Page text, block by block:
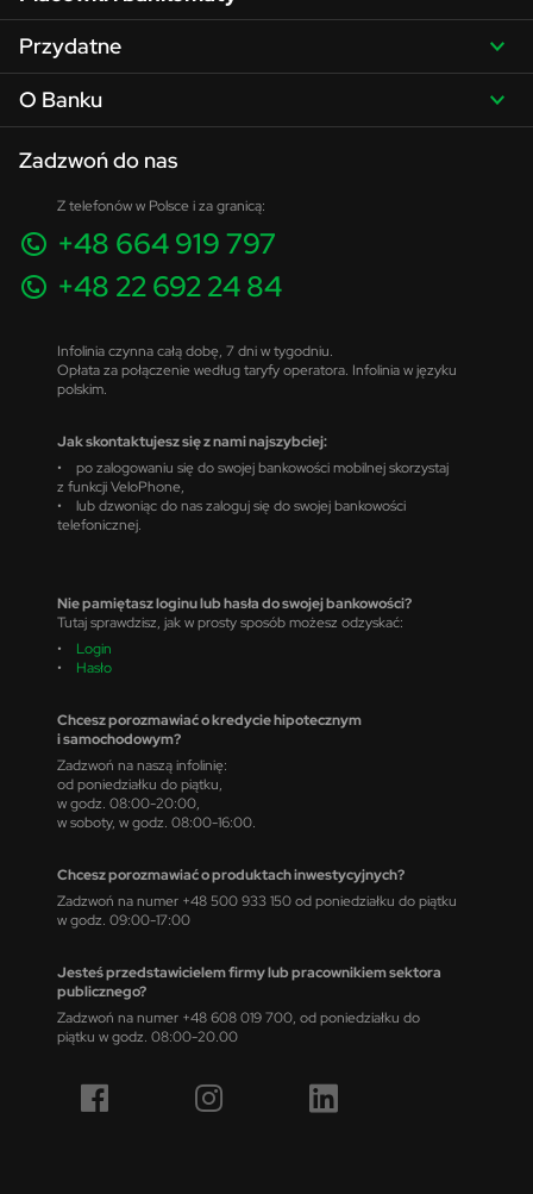
Przydatne
O Banku
Zadzwoń do nas
Z telefonów w Polsce i za granicą:
+48 664 919 797
+48 22 692 24 84
Infolinia czynna całą dobę, 7 dni w tygodniu.
Opłata za połączenie według taryfy operatora. Infolinia w języku
polskim.
Jak skontaktujesz się z nami najszybciej:
• po zalogowaniu się do swojej bankowości mobilnej skorzystaj
z funkcji VeloPhone,
• lub dzwoniąc do nas zaloguj się do swojej bankowości
telefonicznej.
Nie pamiętasz loginu lub hasła do swojej bankowości?
Tutaj sprawdzisz, jak w prosty sposób możesz odzyskać:
• Login
• Hasło
Chcesz porozmawiać o kredycie hipotecznym
i samochodowym?
Zadzwoń na naszą infolinię:
od poniedziałku do piątku,
w godz. 08:00-20:00,
w soboty, w godz. 08:00-16:00.
Chcesz porozmawiać o produktach inwestycyjnych?
Zadzwoń na numer +48 500 933 150 od poniedziałku do piątku
w godz. 09:00-17:00
Jesteś przedstawicielem firmy lub pracownikiem sektora
publicznego?
Zadzwoń na numer +48 608 019 700, od poniedziałku do
piątku w godz. 08:00-20.00